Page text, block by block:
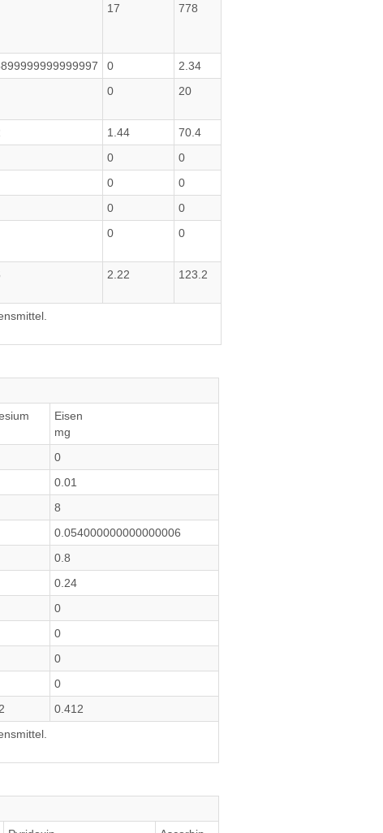
17 778
0
2.34
0 20
1.44
70.4
0
0
0
0
0
0
0 0
2.22 123.2
Eisen
mg
0
0.01
8
0.054000000000000006
0.8
0.24
0
0
0
0
0.412